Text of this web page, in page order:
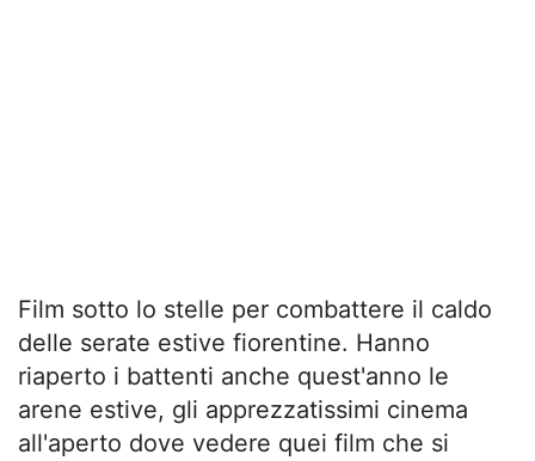
Film sotto lo stelle per combattere il caldo
delle serate estive fiorentine. Hanno
riaperto i battenti anche quest'anno le
arene estive, gli apprezzatissimi cinema
all'aperto dove vedere quei film che si